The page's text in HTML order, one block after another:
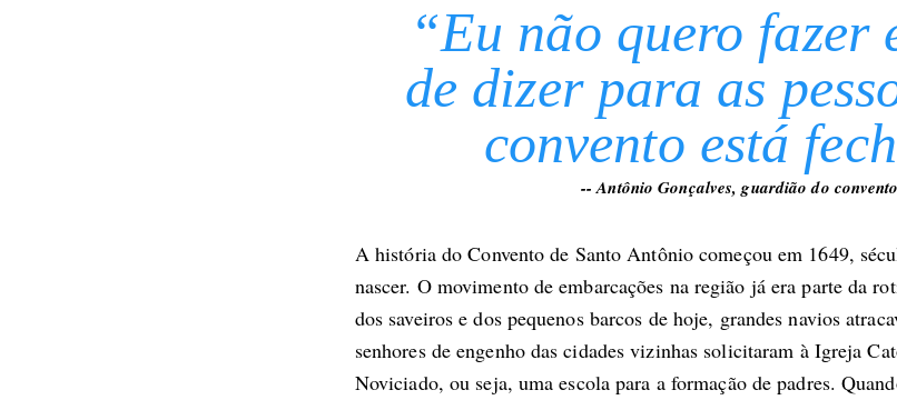
“Eu não quero fazer
de dizer para as
convento está
-- Antônio Gonçalves, guardião do
A história do Convento de Santo Antônio começou em 1649,
nascer. O movimento de embarcações na região já era parte da
dos saveiros e dos pequenos barcos de hoje, grandes navios
senhores de engenho das cidades vizinhas solicitaram à Igreja
Noviciado, ou seja, uma escola para a formação de padres.